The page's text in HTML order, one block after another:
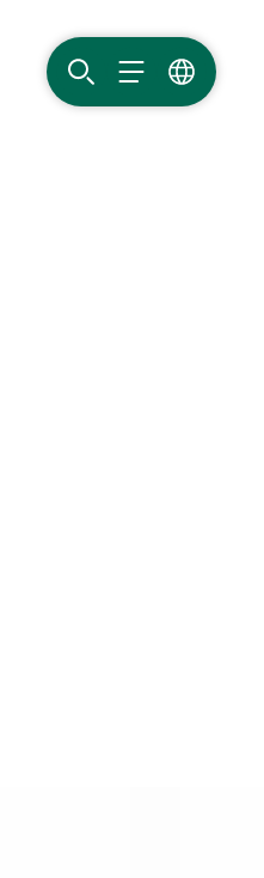
ПОИСКМЕНЮЯЗЫК